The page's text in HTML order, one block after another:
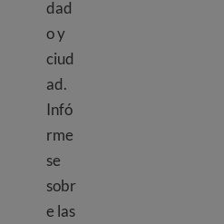
dad
o y
ciud
ad.
Infó
rme
se
sobr
e las